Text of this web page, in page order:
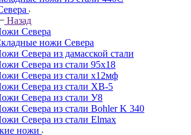
Назад
Севера
ножи Севера
Севера из дамасской стали
Севера из стали 95х18
Севера из стали х12мф
Севера из стали ХВ-5
Севера из стали У8
Севера из стали Bohler K 340
Севера из стали Elmax
ножи